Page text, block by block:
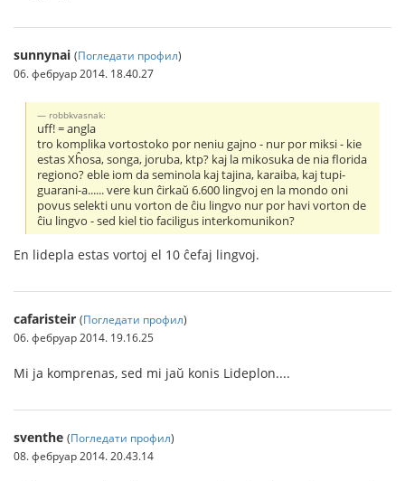
sunnynai (Погледати профил)
06. фебруар 2014. 18.40.27
robbkvasnak:
uff! = angla
tro komplika vortostoko por neniu gajno - nur por miksi - kie
estas Xĥosa, songa, joruba, ktp? kaj la mikosuka de nia florida
regiono? eble iom da seminola kaj tajina, karaiba, kaj tupi-
guarani-a...... vere kun ĉirkaŭ 6.600 lingvoj en la mondo oni
povus selekti unu vorton de ĉiu lingvo nur por havi vorton de
ĉiu lingvo - sed kiel tio faciligus interkomunikon?
En lidepla estas vortoj el 10 ĉefaj lingvoj.
cafaristeir (Погледати профил)
06. фебруар 2014. 19.16.25
Mi ja komprenas, sed mi jaŭ konis Lideplon....
sventhe (Погледати профил)
08. фебруар 2014. 20.43.14